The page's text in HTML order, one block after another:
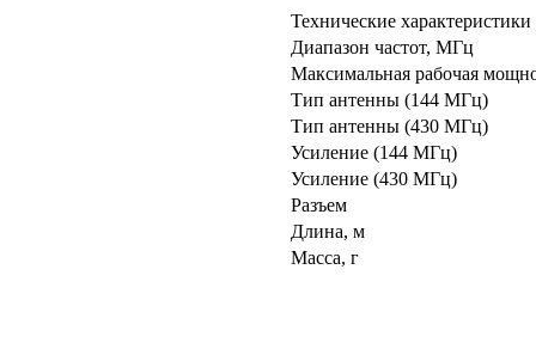
Технические
Диапазон частот, МГц
Максимальная рабочая
Тип антенны (144 МГц)
Тип антенны (430 МГц)
Усиление (144 МГц)
Усиление (430 МГц)
Разъем
Длина, м
Масса, г